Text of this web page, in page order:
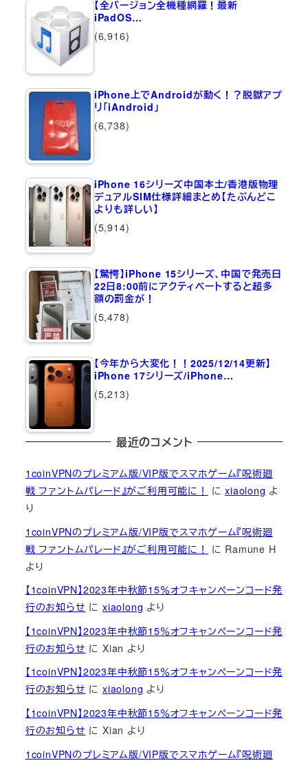
【全バージョン全機種網羅！最新
iPadOS…
(6,916)
iPhone上でAndroidが動く！？脱獄アプ
リ「iAndroid」
(6,738)
iPhone 16シリーズ中国本土/香港版物理
デュアルSIM仕様詳細まとめ【たぶんどこ
よりも詳しい】
(5,914)
【驚愕】iPhone 15シリーズ、中国で発売日
22日8:00前にアクティベートすると超多
額の罰金が！
(5,478)
【今年から大変化！！2025/12/14更新】
iPhone 17シリーズ/iPhone…
(5,213)
最近のコメント
1coinVPNのプレミアム版/VIP版でスマホゲーム『呪術廻
戦 ファントムパレード』がご利用可能に！
にxiaolong よ
り
1coinVPNのプレミアム版/VIP版でスマホゲーム『呪術廻
戦 ファントムパレード』がご利用可能に！
に Ramune H
より
【1coinVPN】2023年中秋節15％オフキャンペーンコード発
行のお知らせ にxiaolong より
【1coinVPN】2023年中秋節15％オフキャンペーンコード発
行のお知らせ にXian より
【1coinVPN】2023年中秋節15％オフキャンペーンコード発
行のお知らせ にxiaolong より
【1coinVPN】2023年中秋節15％オフキャンペーンコード発
行のお知らせ にXian より
1coinVPNのプレミアム版/VIP版でスマホゲーム『呪術廻